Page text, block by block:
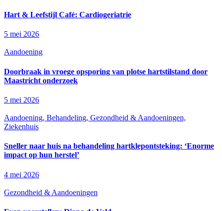
Hart & Leefstijl Café: Cardiogeriatrie
5 mei 2026
Aandoening
Doorbraak in vroege opsporing van plotse hartstilstand door
Maastricht onderzoek
5 mei 2026
Aandoening, Behandeling, Gezondheid & Aandoeningen,
Ziekenhuis
Sneller naar huis na behandeling hartklepontsteking: ‘Enorme
impact op hun herstel’
4 mei 2026
Gezondheid & Aandoeningen